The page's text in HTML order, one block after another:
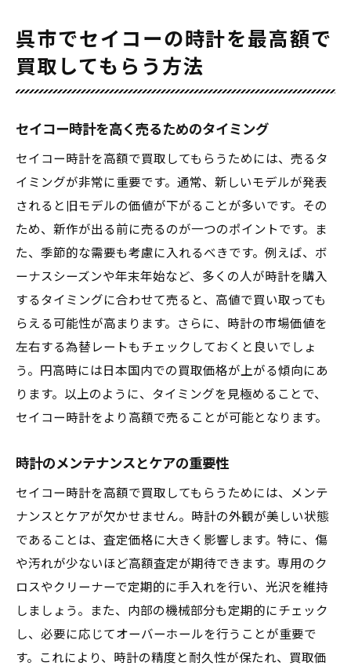
呉市でセイコーの時計を最高額で
買取してもらう方法
セイコー時計を高く売るためのタイミング
セイコー時計を高額で買取してもらうためには、売るタ
イミングが非常に重要です。通常、新しいモデルが発表
されると旧モデルの価値が下がることが多いです。その
ため、新作が出る前に売るのが一つのポイントです。ま
た、季節的な需要も考慮に入れるべきです。例えば、ボ
ーナスシーズンや年末年始など、多くの人が時計を購入
するタイミングに合わせて売ると、高値で買い取っても
らえる可能性が高まります。さらに、時計の市場価値を
左右する為替レートもチェックしておくと良いでしょ
う。円高時には日本国内での買取価格が上がる傾向にあ
ります。以上のように、タイミングを見極めることで、
セイコー時計をより高額で売ることが可能となります。
時計のメンテナンスとケアの重要性
セイコー時計を高額で買取してもらうためには、メンテ
ナンスとケアが欠かせません。時計の外観が美しい状態
であることは、査定価格に大きく影響します。特に、傷
や汚れが少ないほど高額査定が期待できます。専用のク
ロスやクリーナーで定期的に手入れを行い、光沢を維持
しましょう。また、内部の機械部分も定期的にチェック
し、必要に応じてオーバーホールを行うことが重要で
す。これにより、時計の精度と耐久性が保たれ、買取価